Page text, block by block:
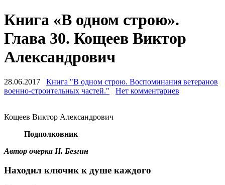
Книга «В одном строю».
Глава 30. Кощеев Виктор
Александрович
28.06.2017
Книга "В одном строю. Воспоминания ветеранов
военно-строительных частей."
Нет комментариев
Кощеев Виктор Александрович
Подполковник
Автор очерка Н. Безгин
Находил ключик к душе каждого